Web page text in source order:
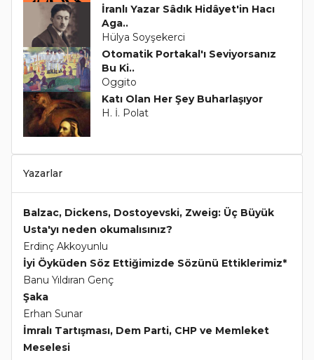
İranlı Yazar Sâdık Hidâyet'in Hacı
Aga..
Hülya Soyşekerci
Otomatik Portakal'ı Seviyorsanız
Bu Ki..
Oggito
Katı Olan Her Şey Buharlaşıyor
H. İ. Polat
Yazarlar
Balzac, Dickens, Dostoyevski, Zweig: Üç Büyük
Usta'yı neden okumalısınız?
Erdinç Akkoyunlu
İyi Öyküden Söz Ettiğimizde Sözünü Ettiklerimiz*
Banu Yıldıran Genç
Şaka
Erhan Sunar
İmralı Tartışması, Dem Parti, CHP ve Memleket
Meselesi